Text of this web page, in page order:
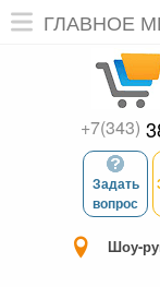
ГЛАВНОЕ
+7(343)
Задать
вопрос
Шоу-